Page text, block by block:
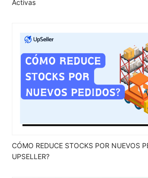
Activas
CÓMO REDUCE STOCKS POR NUEVOS
UPSELLER?